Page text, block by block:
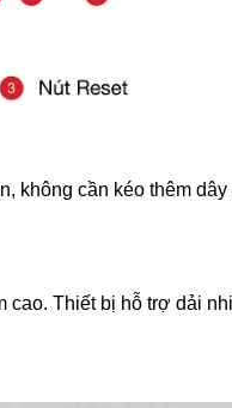
không cần kéo thêm
Thiết bị hỗ trợ dải